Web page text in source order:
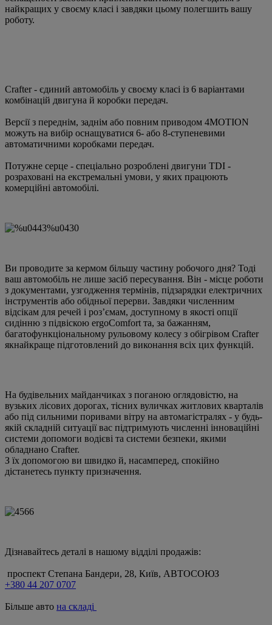
найкращих у своєму класі і завдяки цьому полегшить вашу
роботу.
Crafter - єдиний автомобіль у своєму класі із 6 варіантами
комбінацій двигуна й коробки передач.
Версії з переднім, заднім або повним приводом 4MOTION
можуть на вибір оснащуватися 6- або 8-ступеневими
автоматичними коробками передач.
Потужне серце - спеціально розроблені двигуни TDI -
розраховані на екстремальні умови, у яких працюють
комерційні автомобілі.
Ви проводите за кермом більшу частину робочого дня? Тоді
ваш автомобіль не лише засіб пересування. Він - місце роботи
з документами, узгодження термінів, підзарядки електричних
інструментів або обідньої перерви. Завдяки численним
відсікам для речей і розʼємам, доступному в якості опції
сидінню з підвіскою ergoComfort та, за бажанням,
багатофункціональному рульовому колесу з обігрівом Crafter
якнайкраще підготовлений до виконання всіх цих функцій.
На будівельних майданчиках з поганою оглядовістю, на
вузьких лісових дорогах, тісних вуличках житлових кварталів
або під сильними поривами вітру на автомагістралях - у будь-
якій складній ситуації вас підтримують численні інноваційні
системи допомоги водієві та системи безпеки, якими
обладнано Crafter.
З їх допомогою ви швидко й, насамперед, спокійно
дістанетесь пункту призначення.
Дізнавайтесь деталі в нашому відділі продажів:
проспект Степана Бандери, 28, Київ, АВТОСОЮЗ
+380 44 207 0707
Більше авто на складі